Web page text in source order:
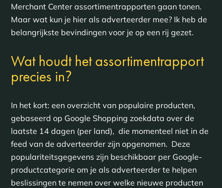
Merchant Center assortimentrapporten gaan tonen.
Maar wat kun je hier als adverteerder mee? Ik heb de
belangrijkste bevindingen voor je op een rij gezet.
Wat houdt het assortimentrapport
precies in?
In het kort: een overzicht van populaire producten,
gebaseerd op Google Shopping zoekdata over de
laatste 14 dagen (per land), die momenteel niet in de
feed van de adverteerder zijn opgenomen. Deze
populariteitsgegevens zijn beschikbaar per Google-
productcategorie om je als adverteerder te helpen
beslissingen te nemen over welke nieuwe producten